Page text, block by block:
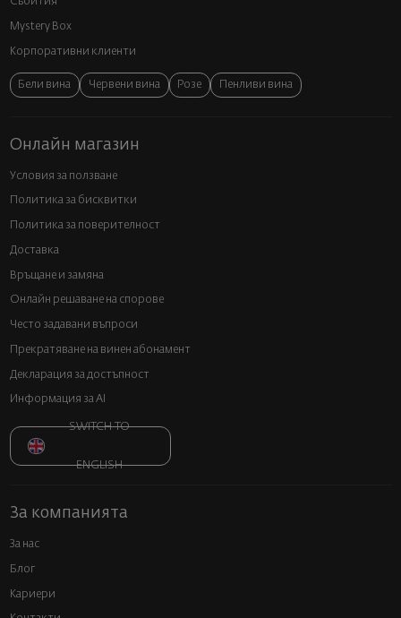
Mystery Box
Корпоративни клиенти
Бели вина Червени вина Розе Пенливи вина
Онлайн магазин
Условия за ползване
Политика за бисквитки
Политика за поверителност
Доставка
Връщане и замяна
Онлайн решаване на спорове
Често задавани въпроси
Прекратяване на винен абонамент
Декларация за достъпност
Информация за AI
SWITCH TO
ENGLISH
За компанията
За нас
Блог
Кариери